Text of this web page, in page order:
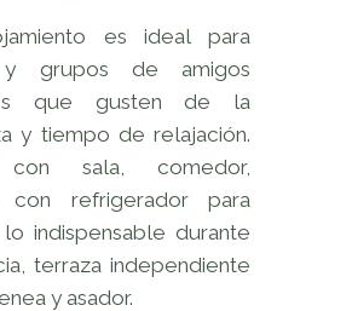
es ideal para
y grupos de amigos
que gusten de la
y tiempo de relajación.
con sala, comedor,
con refrigerador para
indispensable durante
terraza independiente
y asador.